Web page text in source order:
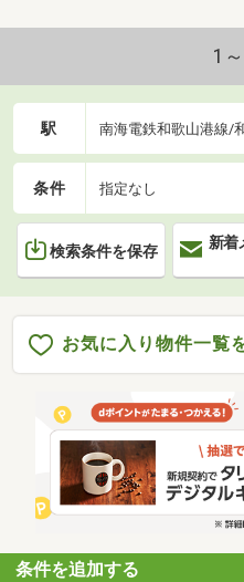
1
駅 南海電鉄和歌山港線/
条件 指定なし
検索条件を保存
新着
お気に入り物件一覧
条件を追加する